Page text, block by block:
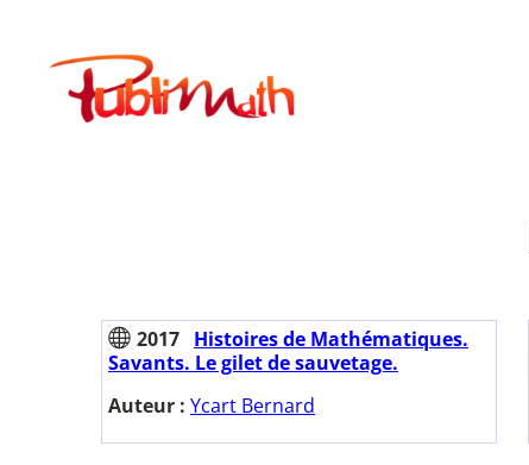
contenuPublimath
2017 Histoires de Mathématiques.
Savants. Le gilet de sauvetage.
Auteur : Ycart Bernard